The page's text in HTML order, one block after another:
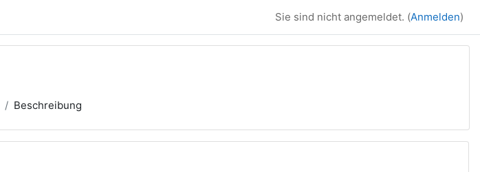
Sie sind nicht angemeldet. (Anmelden)
Beschreibung